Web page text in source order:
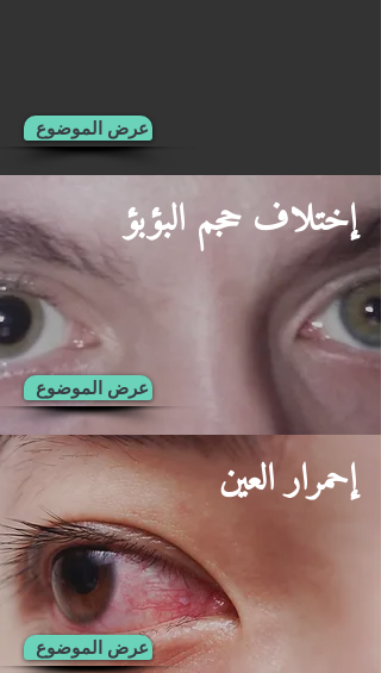
عرض الموضوع
إختلاف حجم البؤبؤ
عرض الموضوع
إحمرار العين
عرض الموضوع